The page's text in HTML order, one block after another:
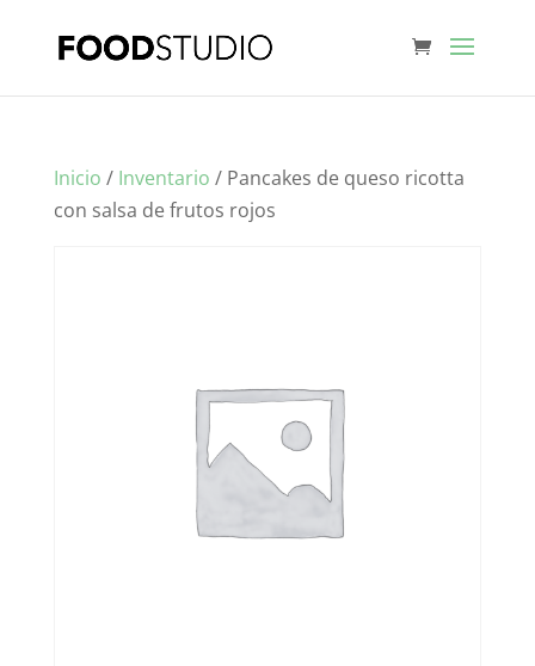
Inicio / Inventario / Pancakes de queso ricotta
con salsa de frutos rojos